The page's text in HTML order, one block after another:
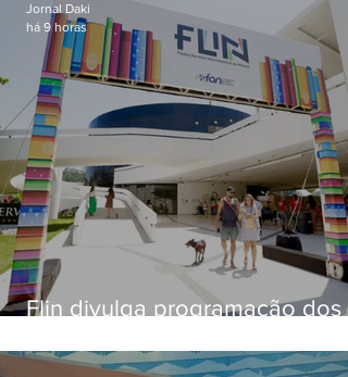
Flin divulga programação dos
começa na próxima quinta (13)
Jornal Daki
há 9 horas